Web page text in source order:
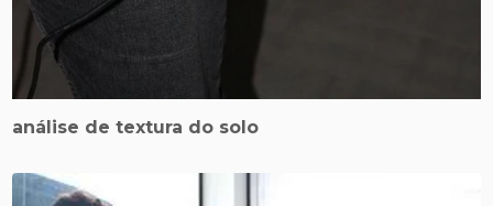
análise de textura do solo